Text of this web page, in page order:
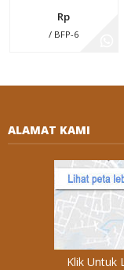
Rp
/ BFP-6
ALAMAT KAMI
Klik Untuk